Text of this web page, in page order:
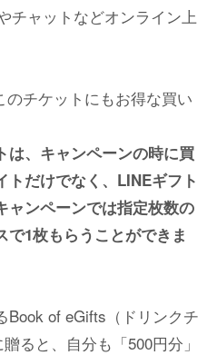
チャットなどオンライン上
チケットにもお得な買い
は、キャンペーンの時に買
トだけでなく、LINEギフト
ャンペーンでは指定枚数の
で1枚もらうことができま
of eGifts（ドリンクチ
ると、自分も「500円分」